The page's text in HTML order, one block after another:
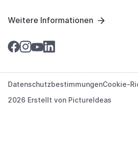
Weitere Informationen
2026 Erstellt von PictureIdeas
DatenschutzbestimmungenCookie-